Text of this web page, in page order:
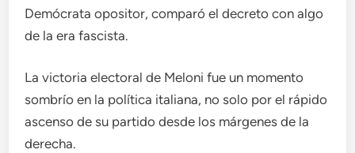
Demócrata opositor, comparó el decreto con algo
de la era fascista.
La victoria electoral de Meloni fue un momento
sombrío en la política italiana, no solo por el rápido
ascenso de su partido desde los márgenes de la
derecha.